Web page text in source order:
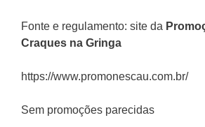
Fonte e regulamento: site da
Craques na Gringa
https://www.promonescau.com.br/
Sem promoções parecidas